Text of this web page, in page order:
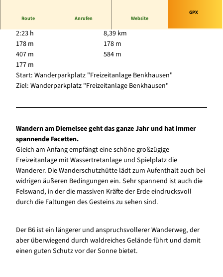
Route Anrufen Website
GPX
2:23 h
8,39 km
178 m
178 m
407 m
584 m
177 m
Start: Wanderparkplatz "Freizeitanlage Benkhausen"
Ziel: Wanderparkplatz "Freizeitanlage Benkhausen"
Wandern am Diemelsee geht das ganze Jahr und hat immer
spannende Facetten.
Gleich am Anfang empfängt eine schöne großzügige
Freizeitanlage mit Wassertretanlage und Spielplatz die
Wanderer. Die Wanderschutzhütte lädt zum Aufenthalt auch bei
widrigen äußeren Bedingungen ein. Sehr spannend ist auch die
Felswand, in der die massiven Kräfte der Erde eindrucksvoll
durch die Faltungen des Gesteins zu sehen sind.
Der B6 ist ein längerer und anspruchsvollerer Wanderweg, der
aber überwiegend durch waldreiches Gelände führt und damit
einen guten Schutz vor der Sonne bietet.